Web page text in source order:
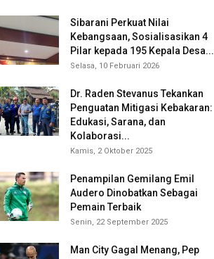
Sibarani Perkuat Nilai
Kebangsaan, Sosialisasikan 4
Pilar kepada 195 Kepala Desa...
Selasa, 10 Februari 2026
Dr. Raden Stevanus Tekankan
Penguatan Mitigasi Kebakaran:
Edukasi, Sarana, dan
Kolaborasi...
Kamis, 2 Oktober 2025
Penampilan Gemilang Emil
Audero Dinobatkan Sebagai
Pemain Terbaik
Senin, 22 September 2025
Man City Gagal Menang, Pep